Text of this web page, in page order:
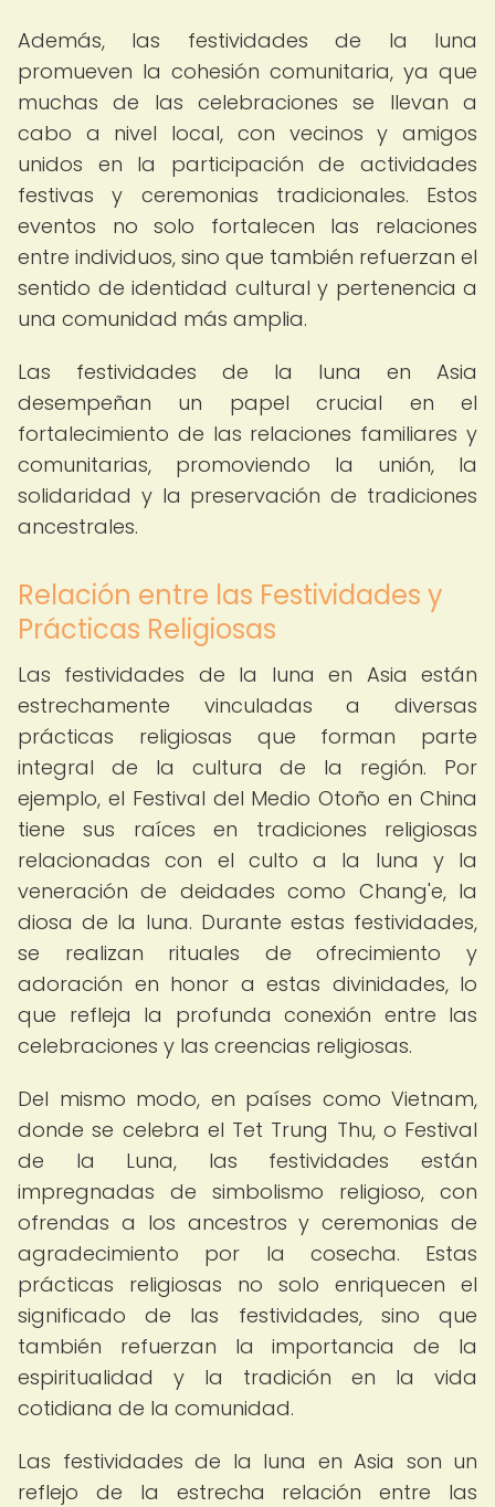
Además, las festividades de la luna
promueven la cohesión comunitaria, ya que
muchas de las celebraciones se llevan a
cabo a nivel local, con vecinos y amigos
unidos en la participación de actividades
festivas y ceremonias tradicionales. Estos
eventos no solo fortalecen las relaciones
entre individuos, sino que también refuerzan el
sentido de identidad cultural y pertenencia a
una comunidad más amplia.
Las festividades de la luna en Asia
desempeñan un papel crucial en el
fortalecimiento de las relaciones familiares y
comunitarias, promoviendo la unión, la
solidaridad y la preservación de tradiciones
ancestrales.
Relación entre las Festividades y
Prácticas Religiosas
Las festividades de la luna en Asia están
estrechamente vinculadas a diversas
prácticas religiosas que forman parte
integral de la cultura de la región. Por
ejemplo, el Festival del Medio Otoño en China
tiene sus raíces en tradiciones religiosas
relacionadas con el culto a la luna y la
veneración de deidades como Chang'e, la
diosa de la luna. Durante estas festividades,
se realizan rituales de ofrecimiento y
adoración en honor a estas divinidades, lo
que refleja la profunda conexión entre las
celebraciones y las creencias religiosas.
Del mismo modo, en países como Vietnam,
donde se celebra el Tet Trung Thu, o Festival
de la Luna, las festividades están
impregnadas de simbolismo religioso, con
ofrendas a los ancestros y ceremonias de
agradecimiento por la cosecha. Estas
prácticas religiosas no solo enriquecen el
significado de las festividades, sino que
también refuerzan la importancia de la
espiritualidad y la tradición en la vida
cotidiana de la comunidad.
Las festividades de la luna en Asia son un
reflejo de la estrecha relación entre las